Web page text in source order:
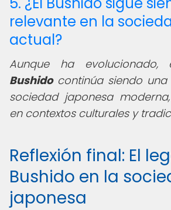
relevante en la
actual?
Aunque ha
Bushidocontinúa siendo una
sociedad japonesa
en contextos culturales y
Reflexión final: El
Bushido en la
japonesa